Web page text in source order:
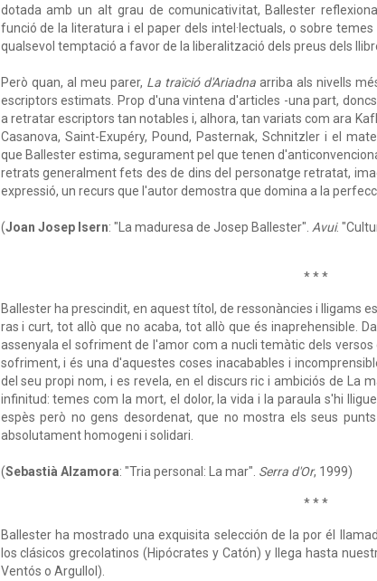
dotada amb un alt grau de comunicativitat, Ballester
funció de la literatura i el paper dels intel·lectuals, o sobre
qualsevol temptació a favor de la liberalització dels preus dels
Però quan, al meu parer, La traïció d'Ariadna arriba als nivells
escriptors estimats. Prop d'una vintena d'articles -una part,
a retratar escriptors tan notables i, alhora, tan variats com ara
Casanova, Saint-Exupéry, Pound, Pasternak, Schnitzler i el
que Ballester estima, segurament pel que tenen
retrats generalment fets des de dins del personatge retratat,
expressió, un recurs que l'autor demostra que domina a la
(Joan Josep Isern: "La maduresa de Josep Ballester". Avui.
* * *
Ballester ha prescindit, en aquest títol, de ressonàncies i lligams
ras i curt, tot allò que no acaba, tot allò que és inaprehensible.
assenyala el sofriment de l'amor com a nucli temàtic dels
sofriment, i és una d'aquestes coses inacabables i
del seu propi nom, i es revela, en el discurs ric i ambiciós de La
infinitud: temes com la mort, el dolor, la vida i la paraula s'hi
espès però no gens desordenat, que no mostra els seus
absolutament homogeni i solidari.
(Sebastià Alzamora: "Tria personal: La mar". Serra d'Or, 1999)
* * *
Ballester ha mostrado una exquisita selección de la por él
los clásicos grecolatinos (Hipócrates y Catón) y llega hasta
Ventós o Argullol).